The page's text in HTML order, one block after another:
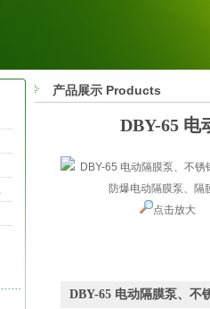
产品展示 Products
DBY-65 电
点击放大
DBY-65 电动隔膜泵、不